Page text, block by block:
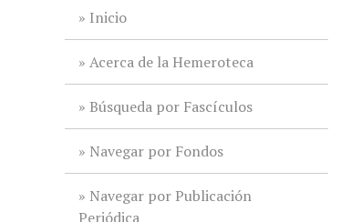
Inicio
Acerca de la Hemeroteca
Búsqueda por Fascículos
Navegar por Fondos
Navegar por Publicación
Periódica